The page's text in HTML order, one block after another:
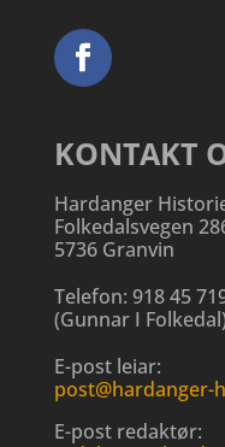
KONTAKT
Hardanger
Folkedalsvegen
5736 Granvin
Telefon: 918 45
(Gunnar I Folkedal
E-post leiar:
post@hardanger-
E-post redaktør: